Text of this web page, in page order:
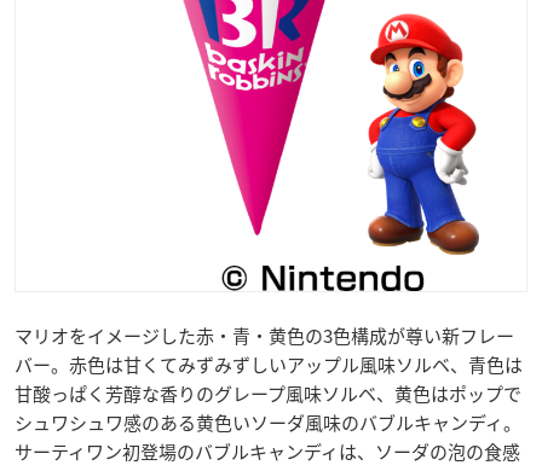
マリオをイメージした赤・青・黄色の3色構成が尊い新フレー
バー。赤色は甘くてみずみずしいアップル風味ソルベ、青色は
甘酸っぱく芳醇な香りのグレープ風味ソルベ、黄色はポップで
シュワシュワ感のある黄色いソーダ風味のバブルキャンディ。
サーティワン初登場のバブルキャンディは、ソーダの泡の食感